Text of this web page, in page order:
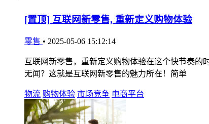
[置顶] 互联网新零售, 重新定义购物体验
零售 • 2025-05-06 15:12:14
互联网新零售，重新定义购物体验在这个快节奏的
无闻？这就是互联网新零售的魅力所在！简单
物流 购物体验 市场竞争 电商平台